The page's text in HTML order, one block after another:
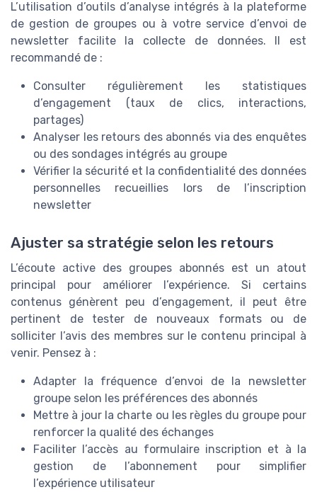
L’utilisation d’outils d’analyse intégrés à la plateforme
de gestion de groupes ou à votre service d’envoi de
newsletter facilite la collecte de données. Il est
recommandé de :
Consulter régulièrement les statistiques
d’engagement (taux de clics, interactions,
partages)
Analyser les retours des abonnés via des enquêtes
ou des sondages intégrés au groupe
Vérifier la sécurité et la confidentialité des données
personnelles recueillies lors de l’inscription
newsletter
Ajuster sa stratégie selon les retours
L’écoute active des groupes abonnés est un atout
principal pour améliorer l’expérience. Si certains
contenus génèrent peu d’engagement, il peut être
pertinent de tester de nouveaux formats ou de
solliciter l’avis des membres sur le contenu principal à
venir. Pensez à :
Adapter la fréquence d’envoi de la newsletter
groupe selon les préférences des abonnés
Mettre à jour la charte ou les règles du groupe pour
renforcer la qualité des échanges
Faciliter l’accès au formulaire inscription et à la
gestion de l’abonnement pour simplifier
l’expérience utilisateur